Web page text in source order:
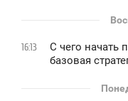
16:13
С чего начать
базовая